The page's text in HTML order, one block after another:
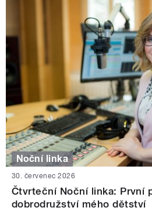
Noční linka
30. červenec 2026
Čtvrteční Noční linka: První
dobrodružství mého dětství